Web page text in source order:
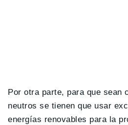
Por otra parte, para que sean
neutros se tienen que usar
energías renovables para la